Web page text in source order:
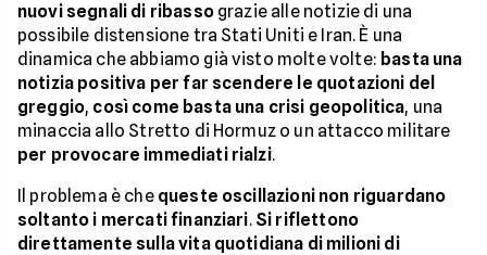
nuovi segnali di ribassograzie alle notizie di una
possibile distensione tra Stati Uniti e Iran. È una
dinamica che abbiamo già visto molte volte: basta una
notizia positiva per far scendere le quotazioni del
greggio, così come basta una crisi geopolitica, una
minaccia allo Stretto di Hormuz o un attacco militare
per provocare immediati rialzi.
Il problema è che queste oscillazioni non riguardano
soltanto i mercati finanziari. Si riflettono
direttamente sulla vita quotidiana di milioni di